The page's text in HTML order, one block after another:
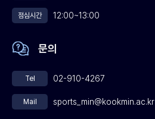
점심시간 12:00~13:00
문의
Tel 02-910-4267
Mail sports_min@kookmin.ac.kr